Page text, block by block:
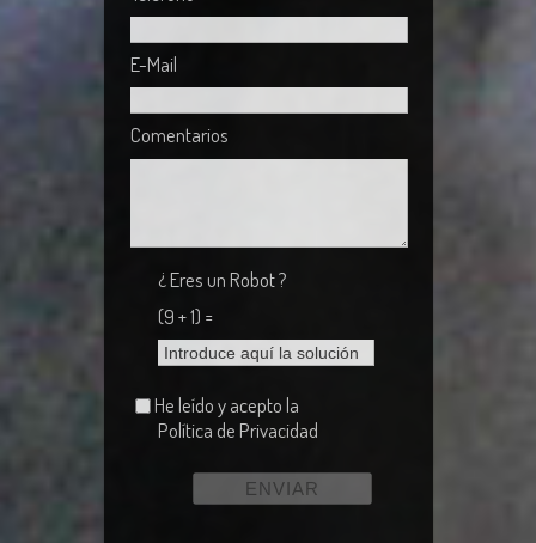
E-Mail
Comentarios
¿ Eres un Robot ?
(9 + 1) =
He leído y acepto la
Política de Privacidad